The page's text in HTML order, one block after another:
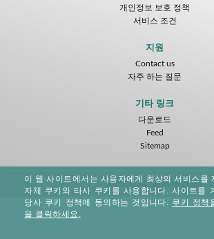
개인정보 보호 정책
서비스 조건
지원
Contact us
자주 하는 질문
기타 링크
다운로드
Feed
Sitemap
©2026. All rights reserved
이 웹 사이트에서는 사용자에게 최상의 서비스를
자체 쿠키와 타사 쿠키를 사용합니다. 사이트를
당사 쿠키 정책에 동의하는 것입니다. 쿠키 정책
을 클릭하세요.